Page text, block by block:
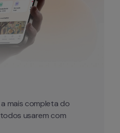
mais completa do
usarem com